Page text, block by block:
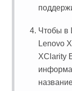
Чтобы в
Lenovo
XClarity